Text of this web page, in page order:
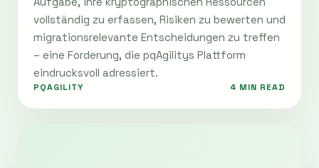
vollständig zu erfassen, Risiken zu bewerten und
migrationsrelevante Entscheidungen zu treffen
– eine Forderung, die pqAgilitys Plattform
eindrucksvoll adressiert.
PQAGILITY 4 MIN READ